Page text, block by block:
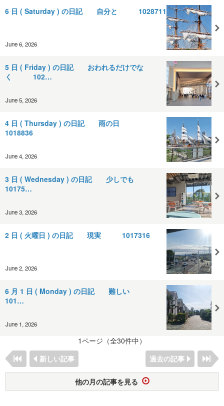
6 日 ( Saturday ) の日記 自分と 1028711
June 6, 2026
5 日 ( Friday ) の日記 おわれるだけでな
く 102…
June 5, 2026
4 日 ( Thursday ) の日記 雨の日
1018836
June 4, 2026
3 日 ( Wednesday ) の日記 少しでも
10175…
June 3, 2026
2 日 ( 火曜日 ) の日記 現実 1017316
June 2, 2026
6 月 1 日 ( Monday ) の日記 難しい
101…
June 1, 2026
1ページ（全30件中）
新しい記事
過去の記事
他の月の記事を見る